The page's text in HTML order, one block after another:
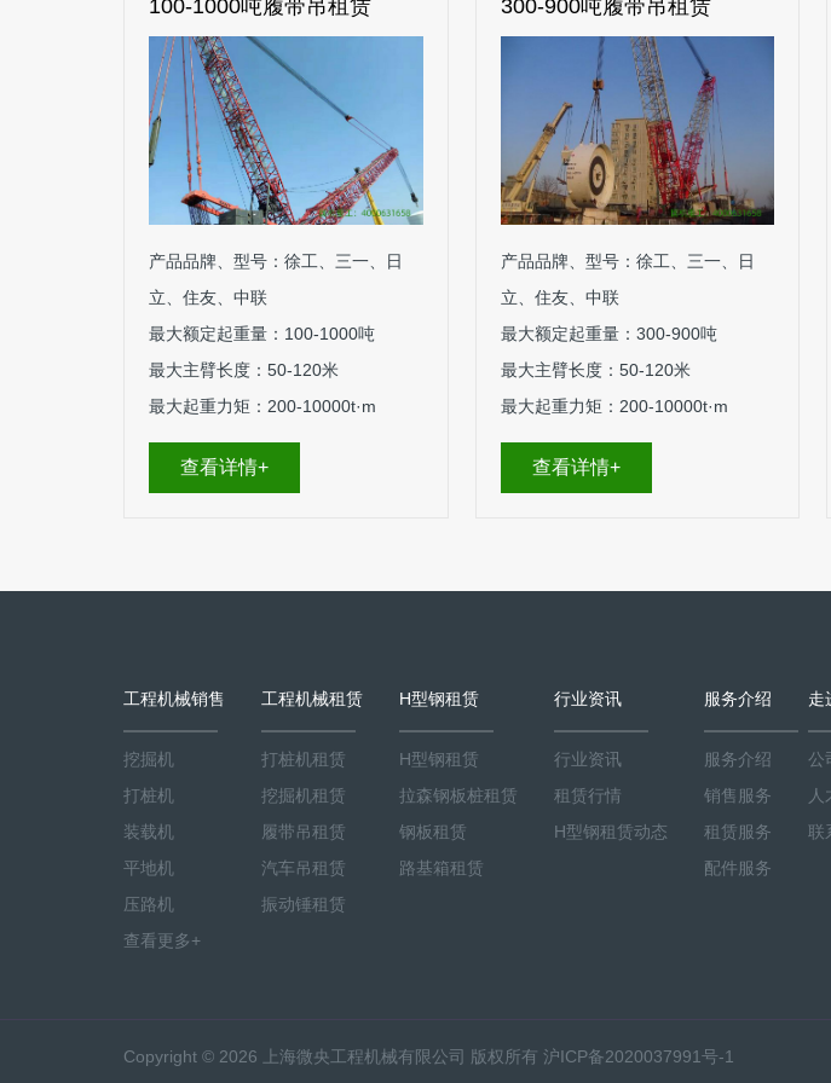
100-1000吨履带吊租赁
产品品牌、型号：徐工、三一、日
立、住友、中联
最大额定起重量：100-1000吨
最大主臂长度：50-120米
最大起重力矩：200-10000t·m
查看详情+
300-900吨履带吊租赁
产品品牌、型号：徐工、三一、日
立、住友、中联
最大额定起重量：300-900吨
最大主臂长度：50-120米
最大起重力矩：200-10000t·m
查看详情+
工程机械销售
挖掘机
打桩机
装载机
平地机
压路机
查看更多+
工程机械租赁
打桩机租赁
挖掘机租赁
履带吊租赁
汽车吊租赁
振动锤租赁
H型钢租赁
H型钢租赁
拉森钢板桩租赁
钢板租赁
路基箱租赁
行业资讯
行业资讯
租赁行情
H型钢租赁动态
服务介绍
服务介绍
销售服务
租赁服务
配件服务
走
公
联
Copyright © 2026 上海微央工程机械有限公司 版权所有 沪ICP备2020037991号-1